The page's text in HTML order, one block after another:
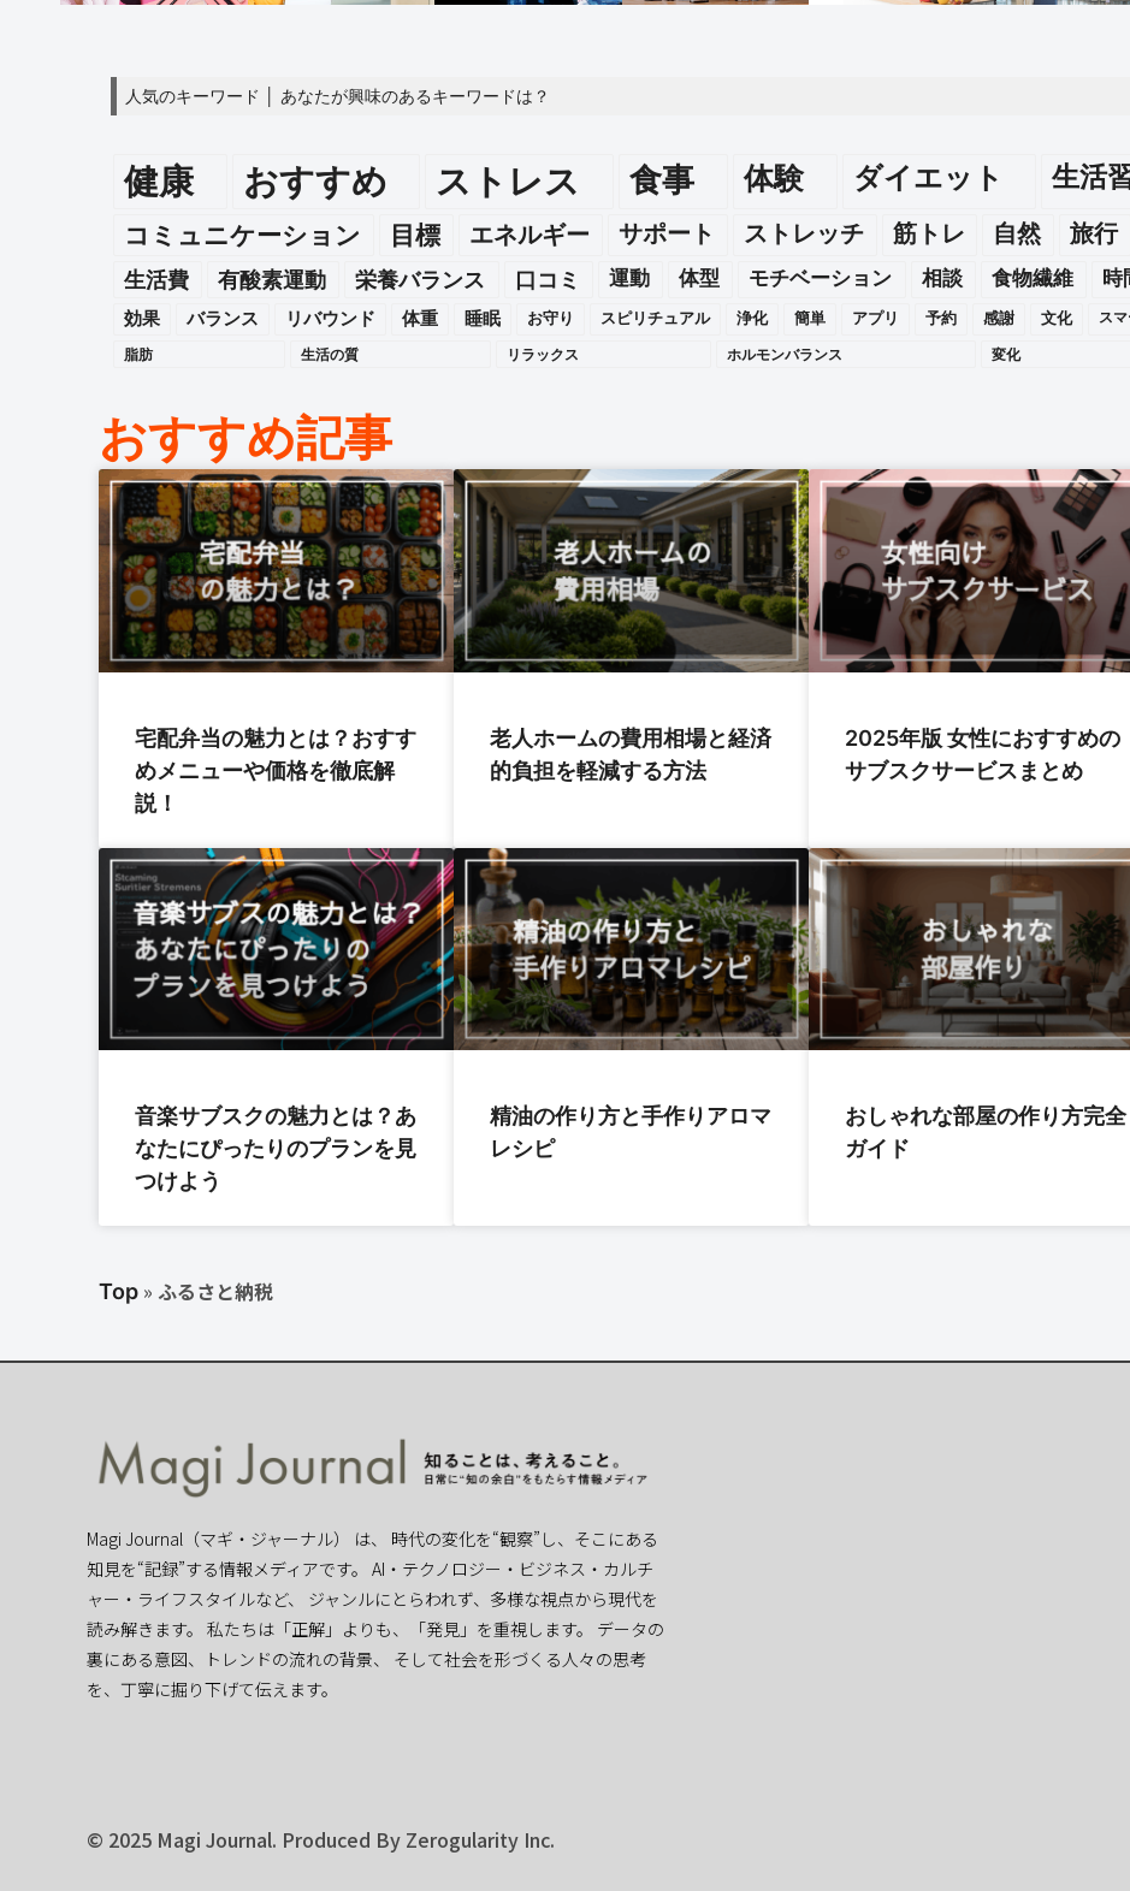
人気のキーワード │ あなたが興味のあるキーワードは？
健康 おすすめ ストレス 食事 体験 ダイエット 生活
コミュニケーション 目標 エネルギー サポート ストレッチ 筋トレ 自然 旅行
生活費
有酸素運動 栄養バランス 口コミ 運動 体型 モチベーション 相談 食物繊維 時
効果
バランス リバウンド 体重 睡眠 お守り スピリチュアル 浄化 簡単 アプリ 予約 感謝 文化 ス
脂肪 生活の質 リラックス ホルモンバランス 変化
おすすめ記事
宅配弁当の魅力とは？おすす
めメニューや価格を徹底解
説！
老人ホームの費用相場と経済
的負担を軽減する方法
2025年版 女性におすすめの
サブスクサービスまとめ
音楽サブスクの魅力とは？あ
なたにぴったりのプランを見
つけよう
精油の作り方と手作りアロマ
レシピ
おしゃれな部屋の作り方完全
ガイド
Top » ふるさと納税
Magi Journal（マギ・ジャーナル） は、 時代の変化を“観察”し、そこにある
知見を“記録”する情報メディアです。 AI・テクノロジー・ビジネス・カルチ
ャー・ライフスタイルなど、 ジャンルにとらわれず、多様な視点から現代を
読み解きます。 私たちは「正解」よりも、「発見」を重視します。 データの
裏にある意図、トレンドの流れの背景、 そして社会を形づくる人々の思考
を、丁寧に掘り下げて伝えます。
© 2025 Magi Journal. Produced By Zerogularity Inc.